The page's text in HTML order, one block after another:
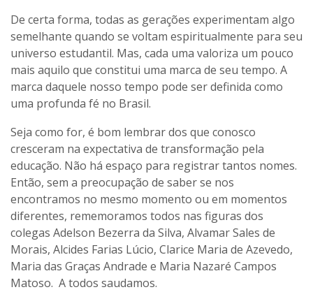
De certa forma, todas as gerações experimentam algo
semelhante quando se voltam espiritualmente para seu
universo estudantil. Mas, cada uma valoriza um pouco
mais aquilo que constitui uma marca de seu tempo. A
marca daquele nosso tempo pode ser definida como
uma profunda fé no Brasil.
Seja como for, é bom lembrar dos que conosco
cresceram na expectativa de transformação pela
educação. Não há espaço para registrar tantos nomes.
Então, sem a preocupação de saber se nos
encontramos no mesmo momento ou em momentos
diferentes, rememoramos todos nas figuras dos
colegas Adelson Bezerra da Silva, Alvamar Sales de
Morais, Alcides Farias Lúcio, Clarice Maria de Azevedo,
Maria das Graças Andrade e Maria Nazaré Campos
Matoso. A todos saudamos.